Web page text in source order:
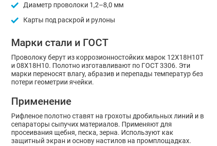
Диаметр проволоки 1,2–8,0 мм
Карты под раскрой и рулоны
Марки стали и ГОСТ
Проволоку берут из коррозионностойких марок 12Х18Н10Т
и 08Х18Н10. Полотно изготавливают по ГОСТ 3306. Эти
марки переносят влагу, абразив и перепады температур без
потери геометрии ячейки.
Применение
Рифленое полотно ставят на грохоты дробильных линий и в
сепараторы сыпучих материалов. Применяют для
просеивания щебня, песка, зерна. Используют как
защитный экран и основу настилов на промплощадках.